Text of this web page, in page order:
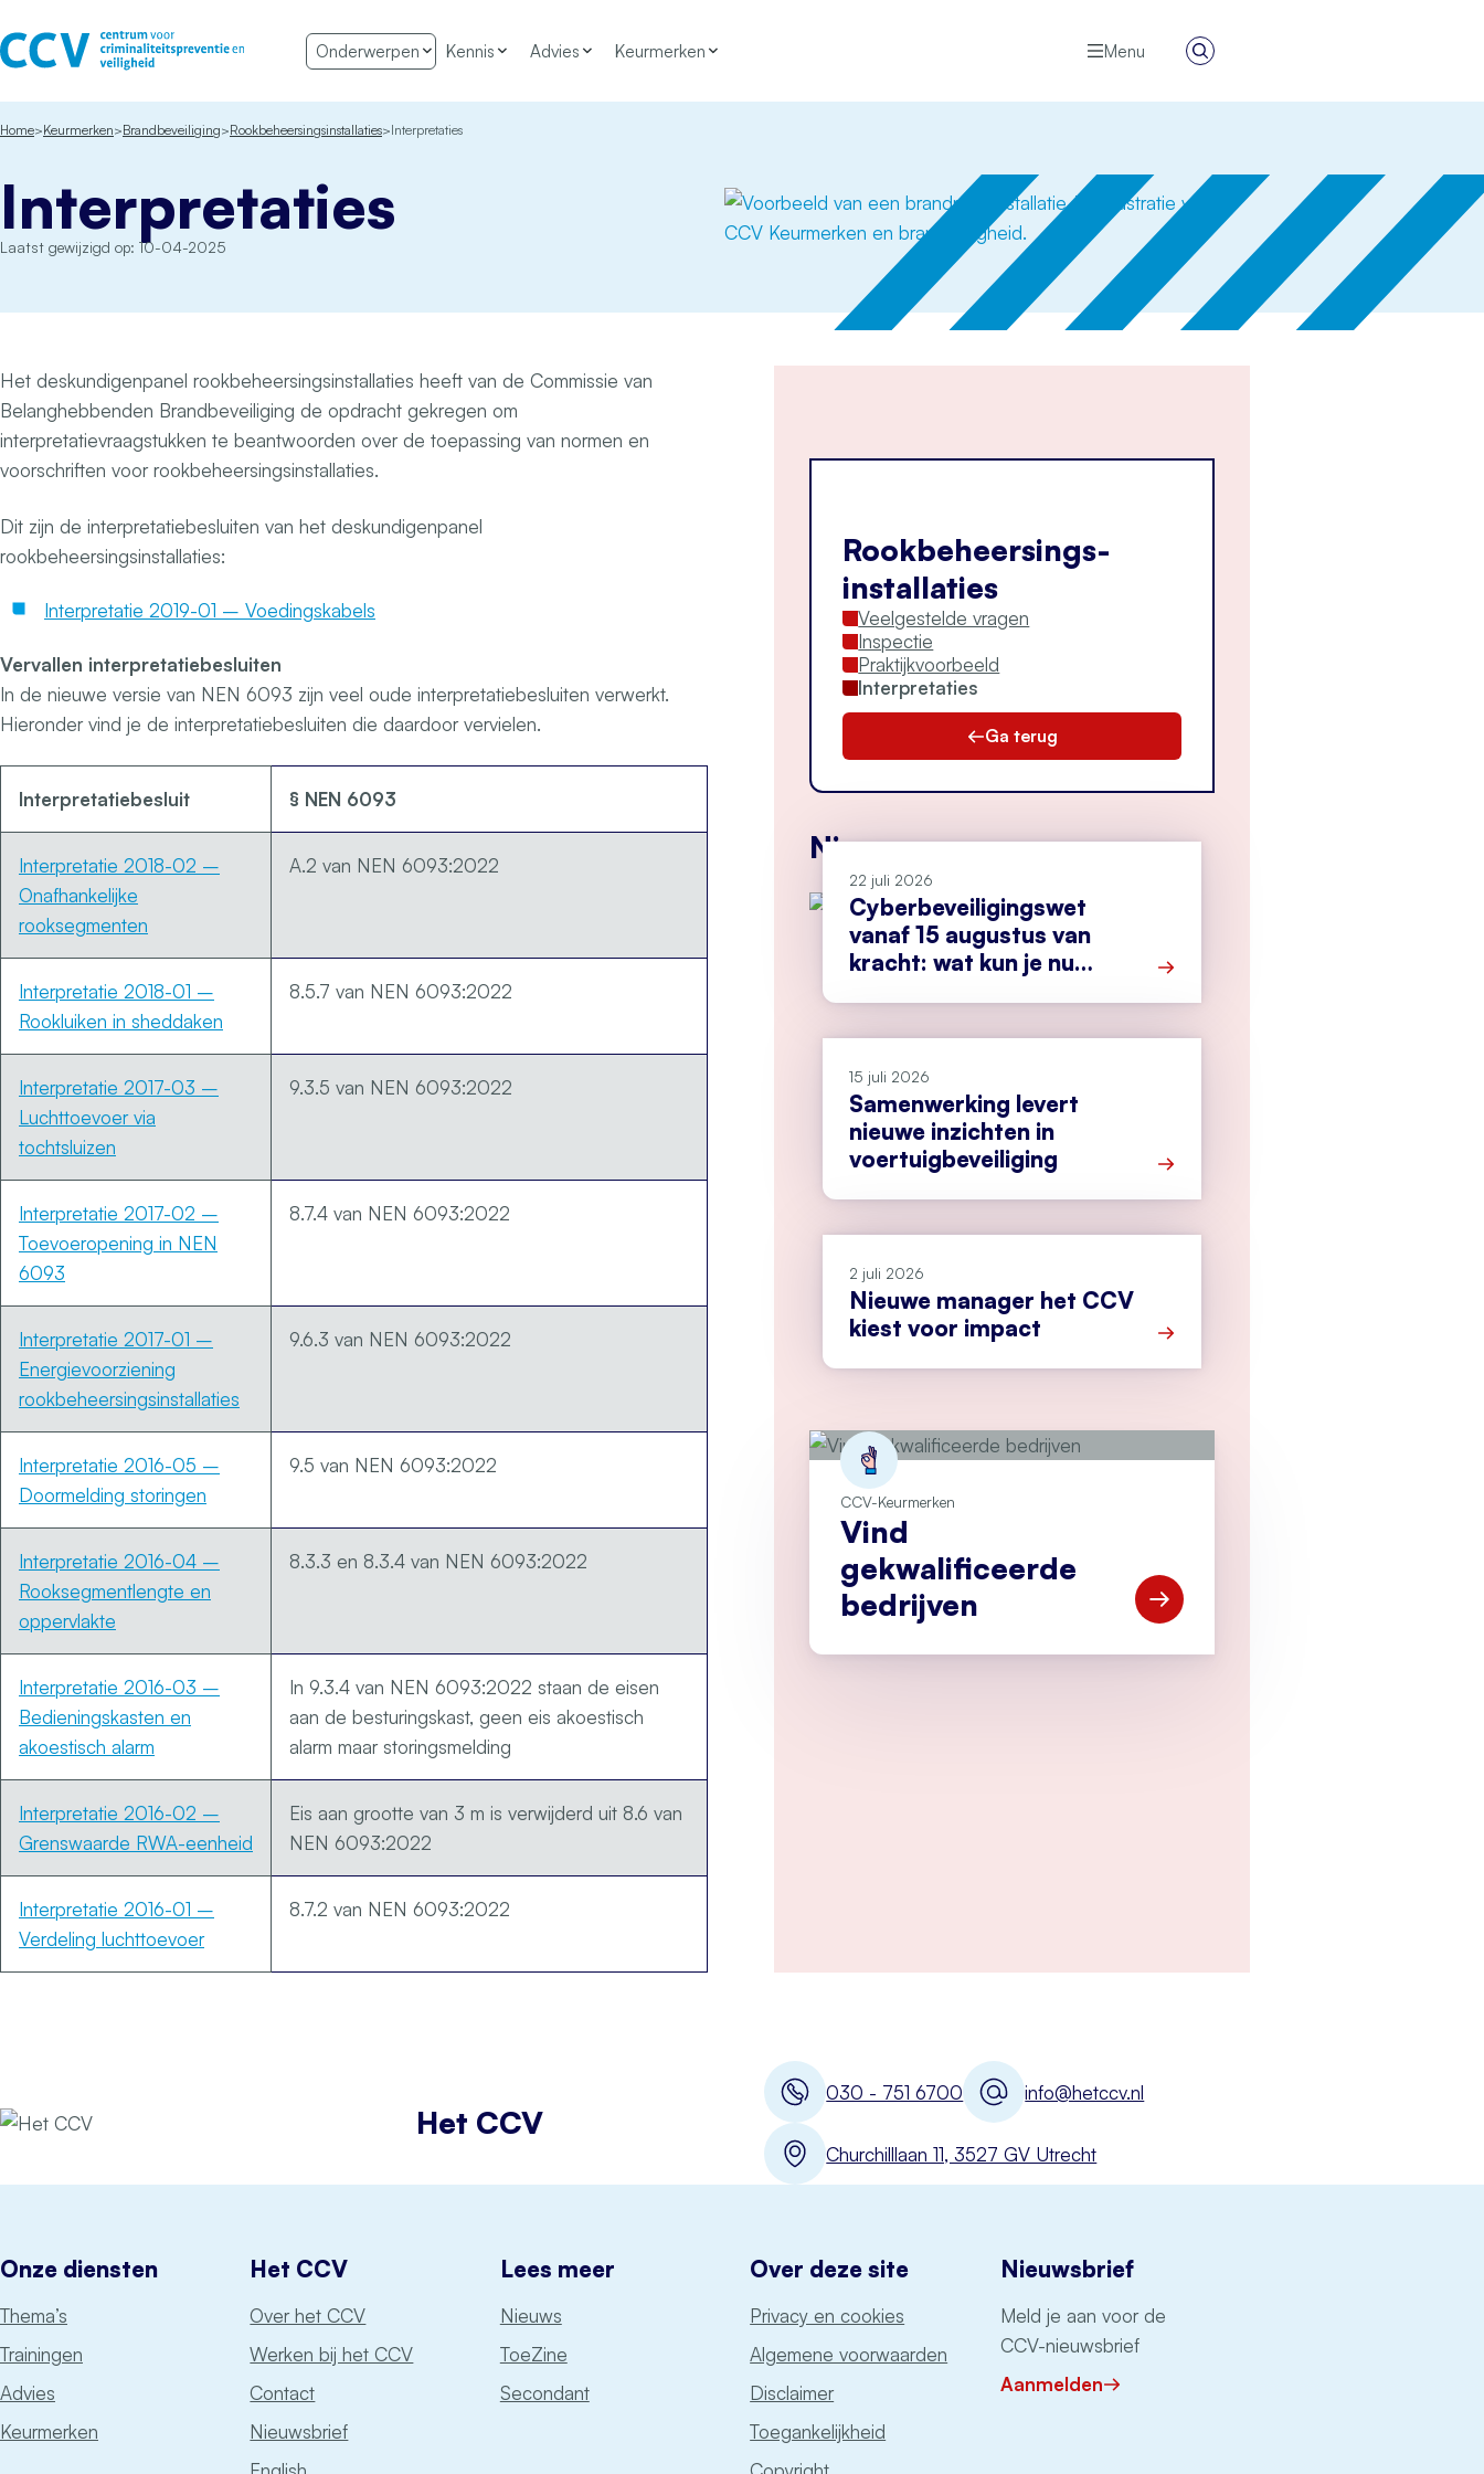
Onderwerpen Kennis Advies Keurmerken Menu
Zoeken
Home Keurmerken Brand­beveiliging Rookbeheersings­installaties Interpretaties
Interpretaties
Laatst gewijzigd op: 10-04-2025
Het deskundigenpanel rookbeheersingsinstallaties heeft van de Commissie van
Belanghebbenden Brandbeveiliging de opdracht gekregen om
interpretatievraagstukken te beantwoorden over de toepassing van normen en
voorschriften voor rookbeheersingsinstallaties.
Dit zijn de interpretatiebesluiten van het deskundigenpanel
rookbeheersingsinstallaties:
Interpretatie 2019-01 – Voedingskabels
Vervallen interpretatiebesluiten
In de nieuwe versie van NEN 6093 zijn veel oude interpretatiebesluiten verwerkt.
Hieronder vind je de interpretatiebesluiten die daardoor vervielen.
Interpretatiebesluit § NEN 6093
Interpretatie 2018-02 –
Onafhankelijke
rooksegmenten
A.2 van NEN 6093:2022
Interpretatie 2018-01 –
Rookluiken in sheddaken
8.5.7 van NEN 6093:2022
Interpretatie 2017-03 –
Luchttoevoer via
tochtsluizen
9.3.5 van NEN 6093:2022
Interpretatie 2017-02 –
Toevoeropening in NEN
6093
8.7.4 van NEN 6093:2022
Interpretatie 2017-01 –
Energievoorziening
rookbeheersingsinstallaties
9.6.3 van NEN 6093:2022
Interpretatie 2016-05 –
Doormelding storingen
9.5 van NEN 6093:2022
Interpretatie 2016-04 –
Rooksegmentlengte en
oppervlakte
8.3.3 en 8.3.4 van NEN 6093:2022
Interpretatie 2016-03 –
Bedieningskasten en
akoestisch alarm
In 9.3.4 van NEN 6093:2022 staan de eisen
aan de besturingskast, geen eis akoestisch
alarm maar storingsmelding
Interpretatie 2016-02 –
Grenswaarde RWA-eenheid
Eis aan grootte van 3 m is verwijderd uit 8.6 van
NEN 6093:2022
Interpretatie 2016-01 –
Verdeling luchttoevoer
8.7.2 van NEN 6093:2022
Rookbeheersings­
installaties
Veelgestelde vragen
Inspectie
Praktijkvoorbeeld
Interpretaties
Ga terug
Nieuws
22 juli 2026
Cyberbeveiligingswet
vanaf 15 augustus van
kracht: wat kun je nu
15 juli 2026
Samenwerking levert
nieuwe inzichten in
voertuigbeveiliging
2 juli 2026
Nieuwe manager het CCV
kiest voor impact
CCV-Keurmerken
Vind
gekwalificeerde
bedrijven
Open Vind gekwalificeerde bedrijven
030 - 751 6700 info@hetccv.nl
Churchilllaan 11, 3527 GV Utrecht
Het CCV
Onze diensten
Thema’s
Trainingen
Advies
Keurmerken
Het CCV
Over het CCV
Werken bij het CCV
Contact
Nieuwsbrief
Lees meer
Nieuws
ToeZine
Secondant
Over deze site
Privacy en cookies
Algemene voorwaarden
Disclaimer
Toegankelijkheid
Nieuwsbrief
Meld je aan voor de
CCV-nieuwsbrief
Aanmelden